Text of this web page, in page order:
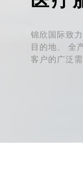
锦欣国际致
目的地、 全
客户的广泛需